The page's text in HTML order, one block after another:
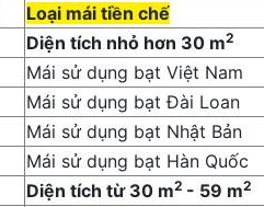
Loại mái tiền chế
Diện tích nhỏ hơn 30 m2
Mái sử dụng bạt Việt Nam
Mái sử dụng bạt Đài Loan
Mái sử dụng bạt Nhật Bản
Mái sử dụng bạt Hàn Quốc
Diện tích từ 30 m2 - 59 m2